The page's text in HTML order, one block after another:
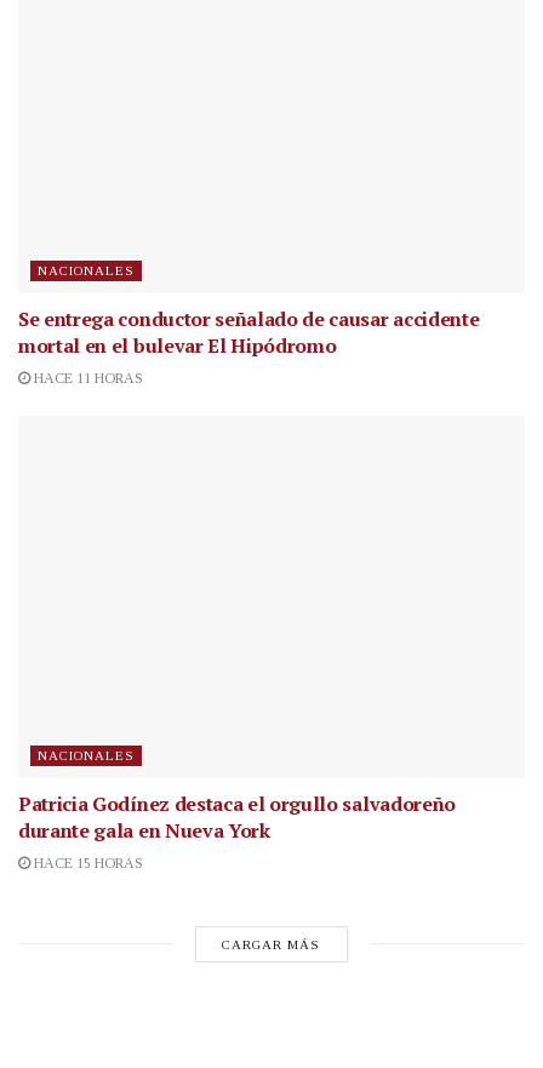
NACIONALES
Se entrega conductor señalado de causar accidente
mortal en el bulevar El Hipódromo
HACE 11 HORAS
NACIONALES
Patricia Godínez destaca el orgullo salvadoreño
durante gala en Nueva York
HACE 15 HORAS
CARGAR MÁS